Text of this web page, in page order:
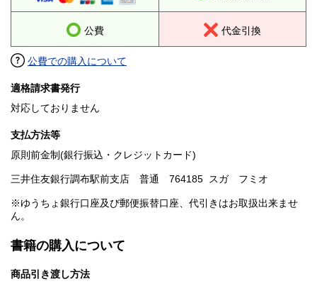
公費 代金引換
公費での購入について
適格請求書発行
対応しておりません
支払方法等
原則前金制(銀行振込・クレジットカード)
三井住友銀行調布駅前支店 普通 764185 スガ フミオ
※ゆうちょ銀行口座及び郵便振替口座、代引きはお取扱出来ませ
ん。
書籍の購入について
商品引き渡し方法